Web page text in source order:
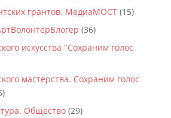
грантов. МедиаМОСТ(15)
(36)
искусства "Сохраним голос
мастерства. Сохраним голос
Общество(29)